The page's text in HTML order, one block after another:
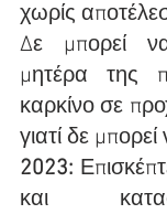
χωρίς
Δε μπορεί
μητέρα της
καρκίνο σε
γιατί δε μπορεί
2023:
και